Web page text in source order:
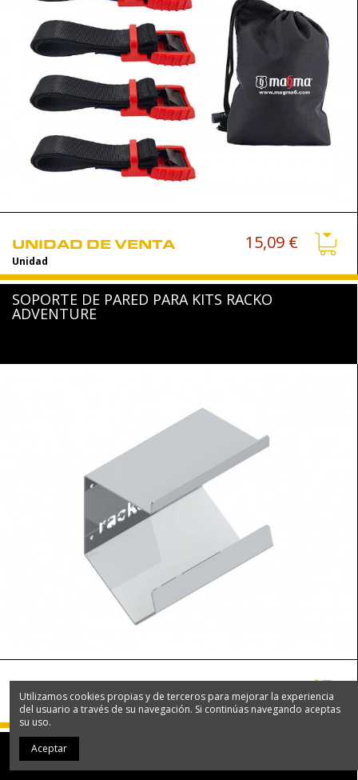
UNIDAD DE VENTA
Unidad
15,09 €
SOPORTE DE PARED PARA KITS RACKO
ADVENTURE
UNIDAD DE VENTA
Unidad
40,08 €
Adparter corto Mini de 7 a 13 pines
Utilizamos cookies propias y de terceros para mejorar la experiencia
del usuario a través de su navegación. Si continúas navegando aceptas
su uso.
Aceptar